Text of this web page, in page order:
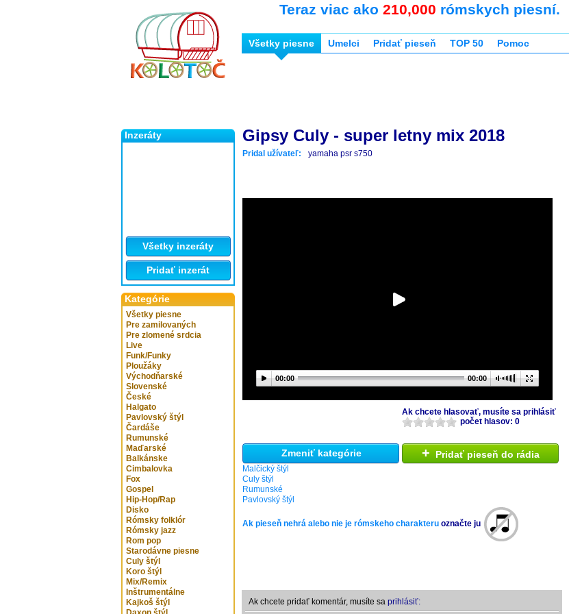
Inzeráty
Všetky inzeráty
Pridať inzerát
Kategórie
Všetky piesne
Pre zamilovaných
Pre zlomené srdcia
Live
Funk/Funky
Ploužáky
Východňarské
Slovenské
České
Halgato
Pavlovský štýl
Čardáše
Rumunské
Maďarské
Balkánske
Cimbalovka
Fox
Gospel
Hip-Hop/Rap
Disko
Rómsky folklór
Rómsky jazz
Rom pop
Starodávne piesne
Culy štýl
Koro štýl
Mix/Remix
Inštrumentálne
Kajkoš štýl
Teraz viac ako 210,000 rómskych piesní.
Všetky piesne Umelci Pridať pieseň TOP 50 Pomoc
Gipsy Culy - super letny mix 2018
Pridal užívateľ: yamaha psr s750
00:00 00:00
Ak chcete hlasovať, musíte sa prihlásiť
počet hlasov: 0
Zmeniť kategórie
Malčický štýl
Culy štýl
Rumunské
Pavlovský štýl
+ Pridať pieseň do rádia
Ak pieseň nehrá alebo nie je rómskeho charakteru označte ju
Ak chcete pridať komentár, musíte sa prihlásiť: